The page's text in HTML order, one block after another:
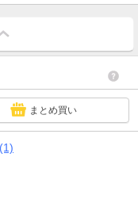
まとめ買い